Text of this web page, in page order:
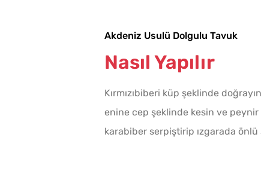
Akdeniz Usulü Dolgulu Tavuk
Nasıl Yapılır
Kırmızıbiberi küp şeklinde
enine cep şeklinde kesin ve peynir
karabiber serpiştirip ızgarada önlü